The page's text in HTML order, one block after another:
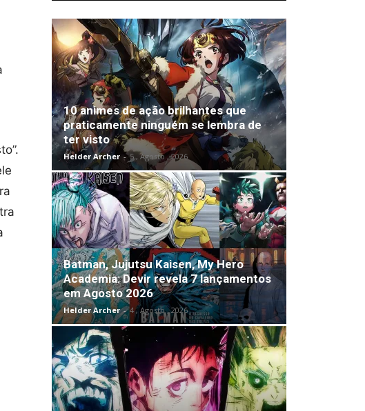
10 animes de ação brilhantes que
praticamente ninguém se lembra de
ter visto
Helder Archer - 5 , Agosto , 2026
Batman, Jujutsu Kaisen, My Hero
Academia: Devir revela 7 lançamentos
em Agosto 2026
Helder Archer - 4 , Agosto , 2026